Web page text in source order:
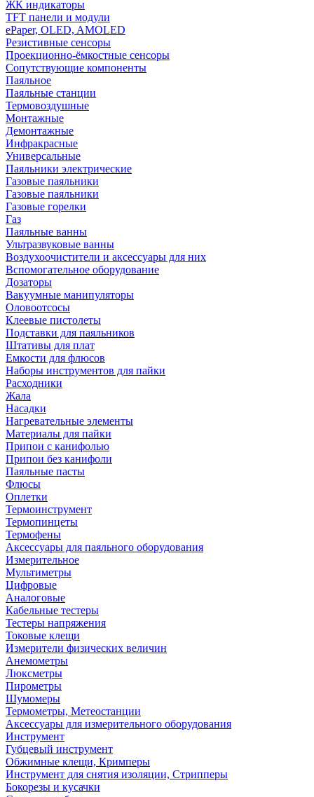
ЖК индикаторы
TFT панели и модули
ePaper, OLED, AMOLED
Резистивные сенсоры
Проекционно-ёмкостные сенсоры
Сопутствующие компоненты
Паяльное
Паяльные станции
Термовоздушные
Монтажные
Демонтажные
Инфракрасные
Универсальные
Паяльники электрические
Газовые паяльники
Газовые паяльники
Газовые горелки
Газ
Паяльные ванны
Ультразвуковые ванны
Воздухоочистители и аксессуары для них
Вспомогательное оборудование
Дозаторы
Вакуумные манипуляторы
Оловоотсосы
Клеевые пистолеты
Подставки для паяльников
Штативы для плат
Емкости для флюсов
Наборы инструментов для пайки
Расходники
Жала
Насадки
Нагревательные элементы
Материалы для пайки
Припои с канифолью
Припои без канифоли
Паяльные пасты
Флюсы
Оплетки
Термоинструмент
Термопинцеты
Термофены
Аксессуары для паяльного оборудования
Измерительное
Мультиметры
Цифровые
Аналоговые
Кабельные тестеры
Тестеры напряжения
Токовые клещи
Измерители физических величин
Анемометры
Люксметры
Пирометры
Шумомеры
Термометры, Метеостанции
Аксессуары для измерительного оборудования
Инструмент
Губцевый инструмент
Обжимные клещи, Кримперы
Инструмент для снятия изоляции, Стрипперы
Бокорезы и кусачки